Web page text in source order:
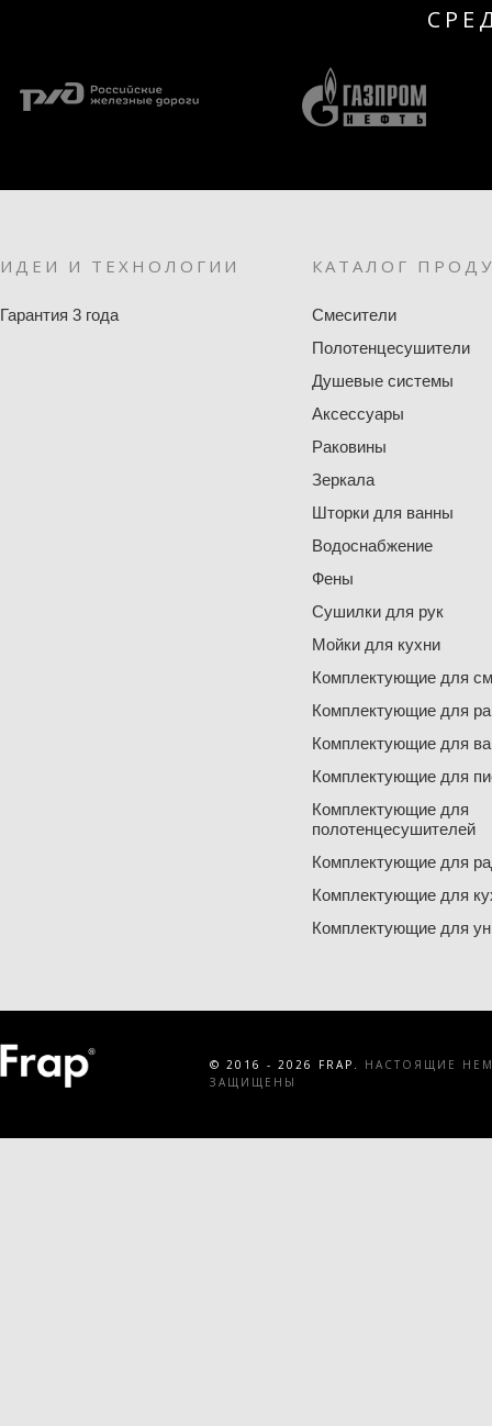
ИДЕИ И ТЕХНОЛОГИИ
Гарантия 3 года
КАТАЛОГ
Смесители
Полотенцесушители
Душевые системы
Аксессуары
Раковины
Зеркала
Шторки для ванны
Водоснабжение
Фены
Сушилки для рук
Мойки для кухни
Комплектующие для
Комплектующие для
Комплектующие для
Комплектующие для
Комплектующие для
полотенцесушителей
Комплектующие для
Комплектующие для
Комплектующие для
© 2016 - 2026 FRAP.
НАСТОЯЩИЕ
ЗАЩИЩЕНЫ